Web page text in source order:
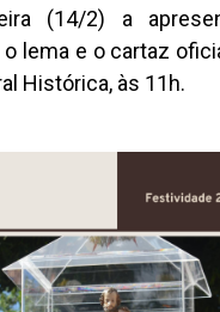
(14/2) a
lema e o cartaz
Histórica, às 11h.